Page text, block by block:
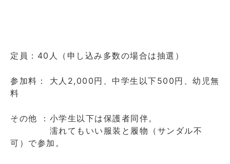
定員：40人（申し込み多数の場合は抽選）
参加料： 大人2,000円、中学生以下500円、幼児無
料
その他 ：小学生以下は保護者同伴。
濡れてもいい服装と履物（サンダル不
可）で参加。